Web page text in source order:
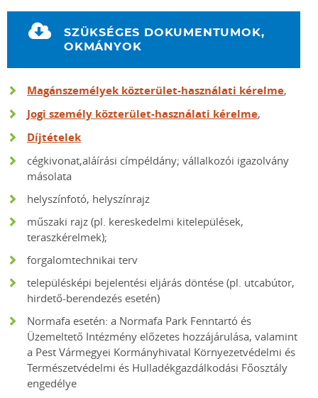
SZÜKSÉGES DOKUMENTUMOK,
OKMÁNYOK
Magánszemélyek közterület-használati kérelme,
Jogi személy közterület-használati kérelme,
Díjtételek
cégkivonat,aláírási címpéldány; vállalkozói igazolvány
másolata
helyszínfotó, helyszínrajz
műszaki rajz (pl. kereskedelmi kitelepülések,
teraszkérelmek);
forgalomtechnikai terv
településképi bejelentési eljárás döntése (pl. utcabútor,
hirdető-berendezés esetén)
Normafa esetén: a Normafa Park Fenntartó és
Üzemeltető Intézmény előzetes hozzájárulása, valamint
a Pest Vármegyei Kormányhivatal Környezetvédelmi és
Természetvédelmi és Hulladékgazdálkodási Főosztály
engedélye